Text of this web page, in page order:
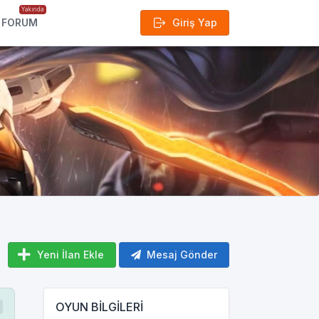
Giriş Yap
FORUM
Yakında
Yeni İlan Ekle Mesaj Gönder
OYUN BİLGİLERİ